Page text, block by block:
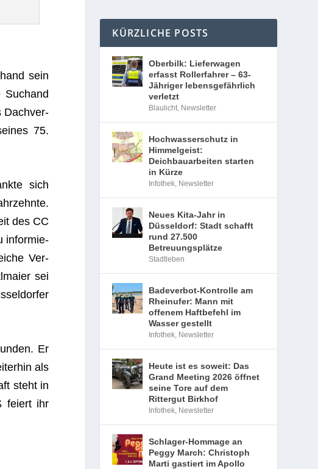
sein
Dach­ver­
75.
sich
des CC
infor­mie­
Ver­
sei
Er
als
steht in
fei­ert ihr
KÜRZLICHE POSTS
Oberbilk: Lieferwagen
erfasst Rollerfahrer – 63-
Jähriger lebensgefährlich
verletzt
Blaulicht, Newsletter
Hochwasserschutz in
Himmelgeist:
Deichbauarbeiten starten
in Kürze
Infothek, Newsletter
Neues Kita-Jahr in
Düsseldorf: Stadt schafft
rund 27.500
Betreuungsplätze
Stadtleben
Badeverbot-Kontrolle am
Rheinufer: Mann mit
offenem Haftbefehl im
Wasser gestellt
Infothek, Newsletter
Heute ist es soweit: Das
Grand Meeting 2026 öffnet
seine Tore auf dem
Rittergut Birkhof
Infothek, Newsletter
Schlager-Hommage an
Peggy March: Christoph
Marti gastiert im Apollo